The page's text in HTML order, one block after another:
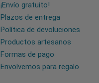
¡Envío gratuito!
Plazos de entrega
Política de devoluciones
Productos artesanos
Formas de pago
Envolvemos para regalo